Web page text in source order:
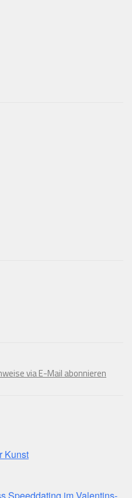
via E-Mail abonnieren
Kunst